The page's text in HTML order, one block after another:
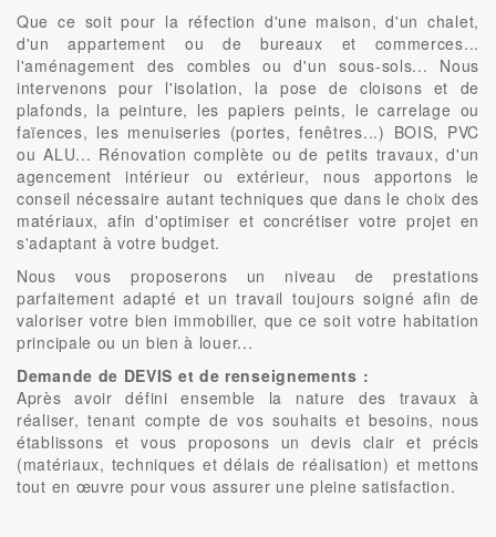
Que ce soit pour la réfection d'une maison, d'un chalet,
d'un appartement ou de bureaux et commerces...
l'aménagement des combles ou d'un sous-sols... Nous
intervenons pour l'isolation, la pose de cloisons et de
plafonds, la peinture, les papiers peints, le carrelage ou
faïences, les menuiseries (portes, fenêtres...) BOIS, PVC
ou ALU... Rénovation complète ou de petits travaux, d'un
agencement intérieur ou extérieur, nous apportons le
conseil nécessaire autant techniques que dans le choix des
matériaux, afin d'optimiser et concrétiser votre projet en
s'adaptant à votre budget.
Nous vous proposerons un niveau de prestations
parfaitement adapté et un travail toujours soigné afin de
valoriser votre bien immobilier, que ce soit votre habitation
principale ou un bien à louer...
Demande de DEVIS et de renseignements :
Après avoir défini ensemble la nature des travaux à
réaliser, tenant compte de vos souhaits et besoins, nous
établissons et vous proposons un devis clair et précis
(matériaux, techniques et délais de réalisation) et mettons
tout en œuvre pour vous assurer une pleine satisfaction.